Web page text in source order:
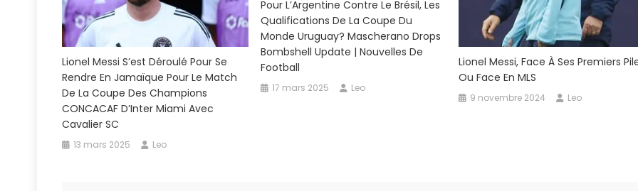
Lionel Messi S’est Déroulé Pour Se
Rendre En Jamaïque Pour Le Match
De La Coupe Des Champions
CONCACAF D’Inter Miami Avec
Cavalier SC
13 mars 2025 Leo
Pour L’Argentine Contre Le Brésil, Les
Qualifications De La Coupe Du
Monde Uruguay? Mascherano Drops
Bombshell Update | Nouvelles De
Football
17 mars 2025 Leo
Lionel Messi, Face À Ses Premiers
Ou Face En MLS
9 novembre 2024 Leo